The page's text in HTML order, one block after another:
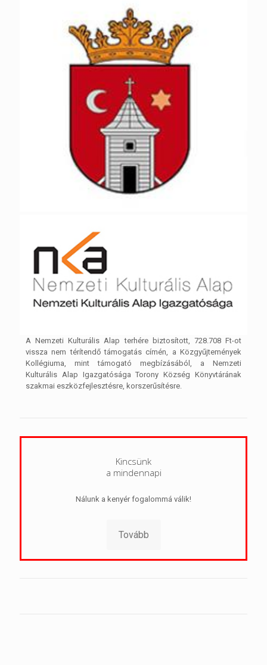
A Nemzeti Kulturális Alap terhére biztosított, 728.708 Ft-ot
vissza nem térítendő támogatás címén, a Közgyűjtemények
Kollégiuma, mint támogató megbízásából, a Nemzeti
Kulturális Alap Igazgatósága Torony Község Könyvtárának
szakmai eszközfejlesztésre, korszerűsítésre.
Kincsünk
a mindennapi
Nálunk a kenyér fogalommá válik!
Tovább